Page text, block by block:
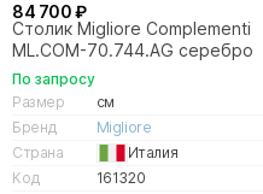
84 700 ₽
Столик Migliore Complementi
ML.COM-70.744.AG серебро
По запросу
Размер
см
Бренд
Migliore
Страна
Италия
Код
161320